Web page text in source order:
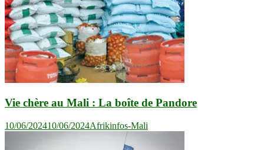
Vie chère au Mali : La boîte de Pandore
10/06/202410/06/2024Afrikinfos-Mali